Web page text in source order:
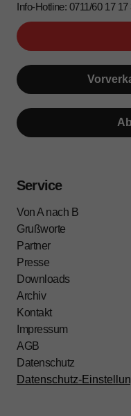
Info-Hotline: 0711/60 17 17
Service
Von A nach B
Grußworte
Partner
Presse
Downloads
Archiv
Kontakt
Impressum
AGB
Datenschutz
Datenschutz-